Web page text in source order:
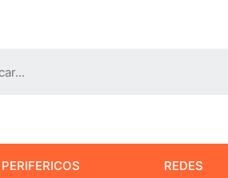
PERIFERICOS REDES